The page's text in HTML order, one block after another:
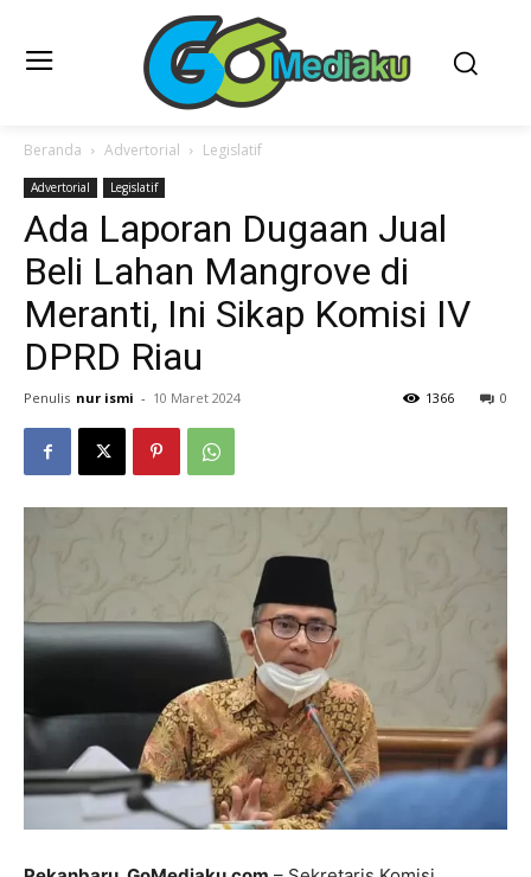
Beranda Advertorial Legislatif
Advertorial Legislatif
Ada Laporan Dugaan Jual
Beli Lahan Mangrove di
Meranti, Ini Sikap Komisi IV
DPRD Riau
Penulis nur ismi - 10 Maret 2024 0
1366